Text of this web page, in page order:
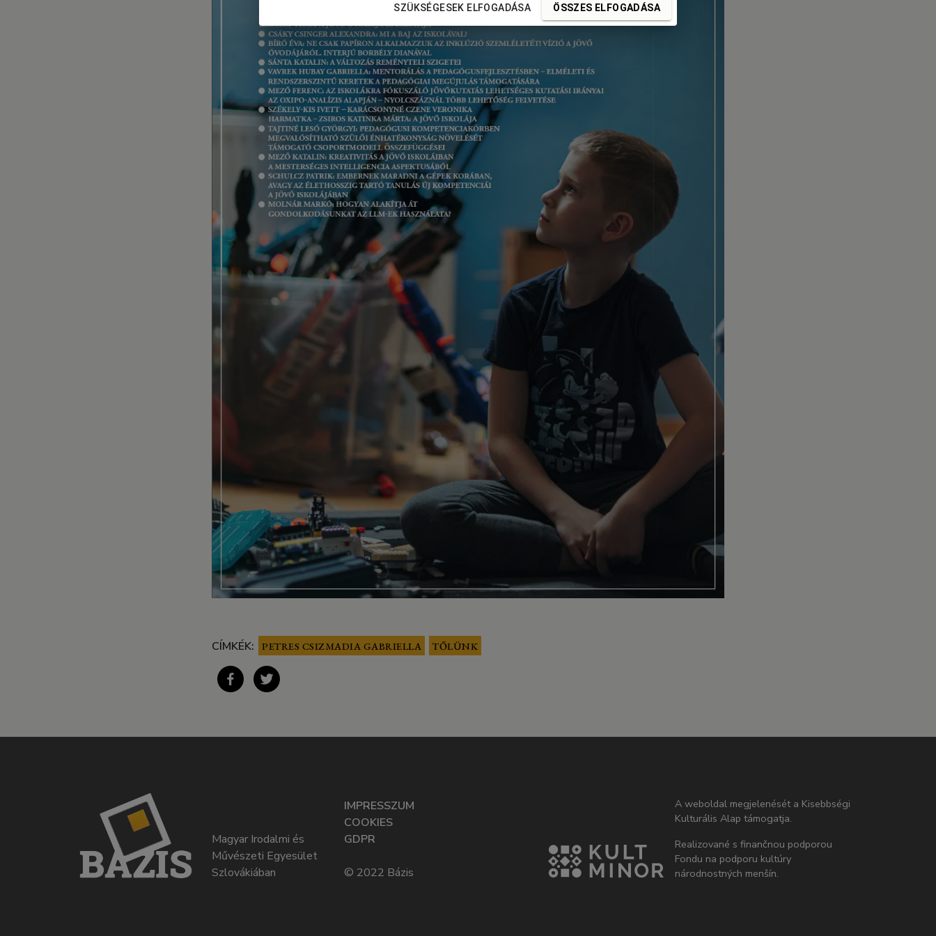
CÍMKÉK: PETRES CSIZMADIA GABRIELLA TŐLÜNK
Magyar Irodalmi és
Művészeti Egyesület
Szlovákiában
IMPRESSZUM
COOKIES
GDPR
© 2022 Bázis
A weboldal megjelenését a Kisebbségi
Kulturális Alap támogatja.
Realizované s finančnou podporou
Fondu na podporu kultúry
národnostných menšín.
SZÜKSÉGESEK ELFOGADÁSA ÖSSZES ELFOGADÁSA